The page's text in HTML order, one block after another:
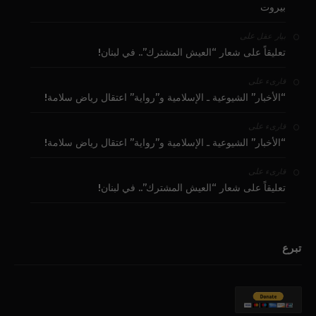
بيروت
بيار عقل على
تعليقاً على شعار “العيش المشترك”.. في لبنان!
قارىء على
“الأخبار” الشيوعية ـ الإسلامية و”رواية” اعتقال رياض سلامة!
قارىء على
“الأخبار” الشيوعية ـ الإسلامية و”رواية” اعتقال رياض سلامة!
قارىء على
تعليقاً على شعار “العيش المشترك”.. في لبنان!
تبرع